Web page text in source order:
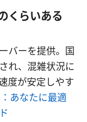
くらいある
バーを提供。国
れ、混雑状況に
度が安定しやす
あなたに最適